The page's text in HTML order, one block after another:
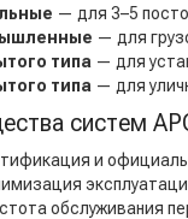
— для 3–5
— для
типа — для
типа — для
систем
и
обслуживания